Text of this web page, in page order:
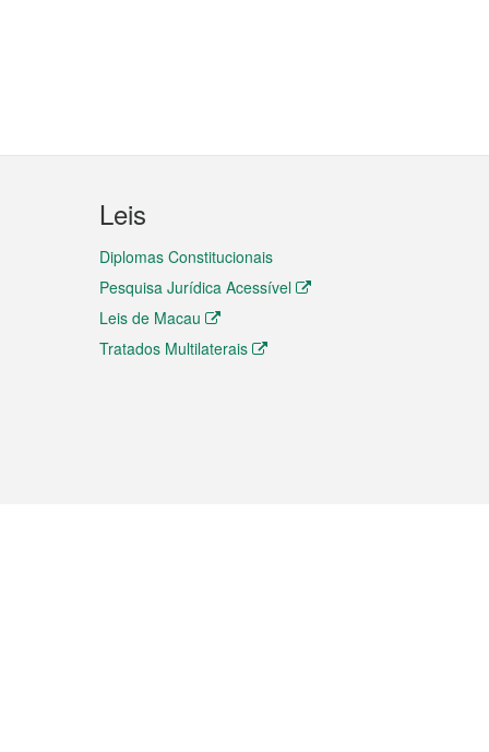
Leis
Diplomas Constitucionais
Pesquisa Jurídica Acessível
Leis de Macau
Tratados Multilaterais